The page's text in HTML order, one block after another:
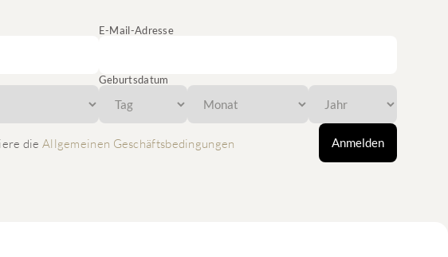
E-Mail-Adresse
Geburtsdatum
die Allgemeinen Geschäftsbedingungen Anmelden